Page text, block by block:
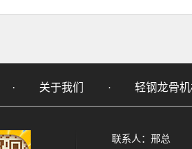
· 关于我们 · 轻钢龙骨
联系人：邢总